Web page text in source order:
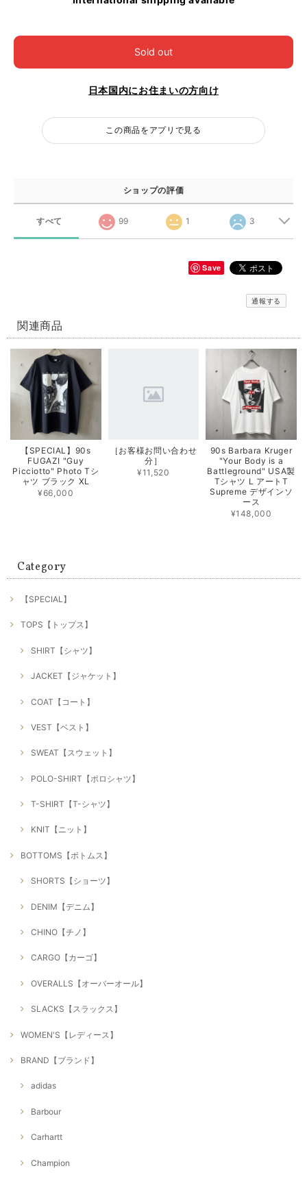
Sold out
日本国内にお住まいの方向け
この商品をアプリで見る
ショップの評価
すべて 99 1 3
Save
通報する
関連商品
【SPECIAL】90s
FUGAZI "Guy
Picciotto" Photo Tシ
ャツ ブラック XL
¥66,000
［お客様お問い合わせ
分］
¥11,520
90s Barbara Kruger
"Your Body is a
Battleground" USA製
Tシャツ L アートT
Supreme デザインソ
ース
¥148,000
Category
【SPECIAL】
TOPS【トップス】
SHIRT【シャツ】
JACKET【ジャケット】
COAT【コート】
VEST【ベスト】
SWEAT【スウェット】
POLO-SHIRT【ポロシャツ】
T-SHIRT【T-シャツ】
KNIT【ニット】
BOTTOMS【ボトムス】
SHORTS【ショーツ】
DENIM【デニム】
CHINO【チノ】
CARGO【カーゴ】
OVERALLS【オーバーオール】
SLACKS【スラックス】
WOMEN'S【レディース】
BRAND【ブランド】
adidas
Barbour
Carhartt
Champion